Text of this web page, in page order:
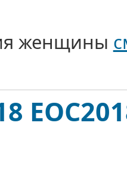
женщины